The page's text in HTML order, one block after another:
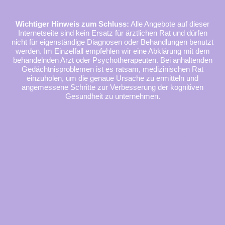
Wichtiger Hinweis zum Schluss: Alle Angebote auf dieser
Internetseite sind kein Ersatz für ärztlichen Rat und dürfen
nicht für eigenständige Diagnosen oder Behandlungen benutzt
werden. Im Einzelfall empfehlen wir eine Abklärung mit dem
behandelnden Arzt oder Psychotherapeuten. Bei anhaltenden
Gedächtnisproblemen ist es ratsam, medizinischen Rat
einzuholen, um die genaue Ursache zu ermitteln und
angemessene Schritte zur Verbesserung der kognitiven
Gesundheit zu unternehmen.